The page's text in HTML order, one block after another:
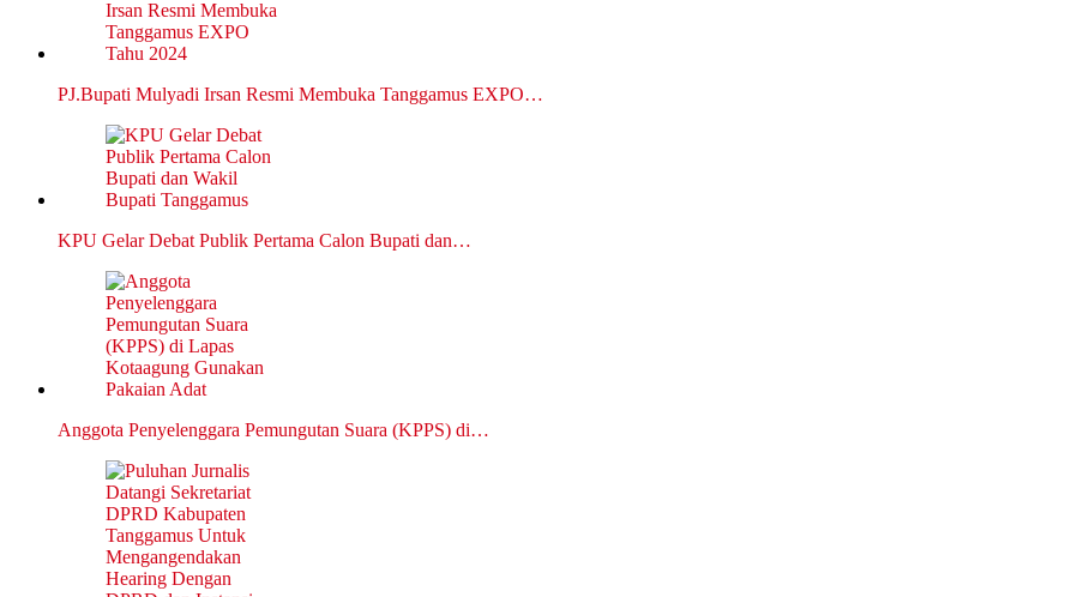
PJ.Bupati Mulyadi Irsan Resmi Membuka Tanggamus EXPO…
KPU Gelar Debat Publik Pertama Calon Bupati dan…
Anggota Penyelenggara Pemungutan Suara (KPPS) di…